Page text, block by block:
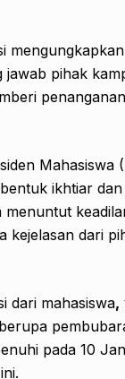
pihak
Mahasiswa
ikhtiar
kejelasan dari
dari mahasiswa,
pada 10